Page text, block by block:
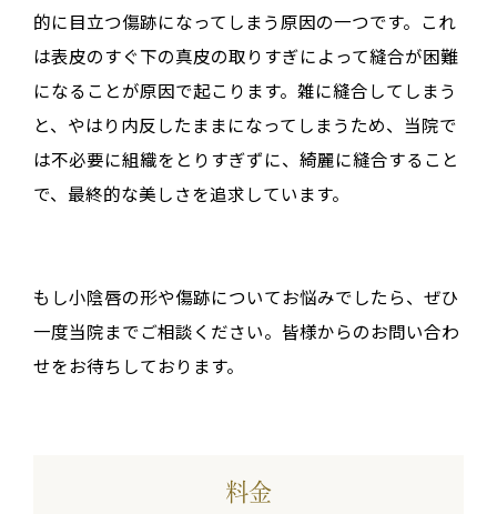
的に目立つ傷跡になってしまう原因の一つです。これ
は表皮のすぐ下の真皮の取りすぎによって縫合が困難
になることが原因で起こります。雑に縫合してしまう
と、やはり内反したままになってしまうため、当院で
は不必要に組織をとりすぎずに、綺麗に縫合すること
で、最終的な美しさを追求しています。
もし小陰唇の形や傷跡についてお悩みでしたら、ぜひ
一度当院までご相談ください。皆様からのお問い合わ
せをお待ちしております。
料金